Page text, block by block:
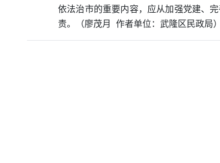
依法治市的重要内容，应从加强党建、
责。（廖茂月
作者单位：武隆区民政局